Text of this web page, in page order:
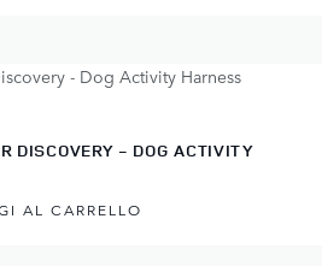
DISCOVERY - DOG ACTIVITY
AL CARRELLO